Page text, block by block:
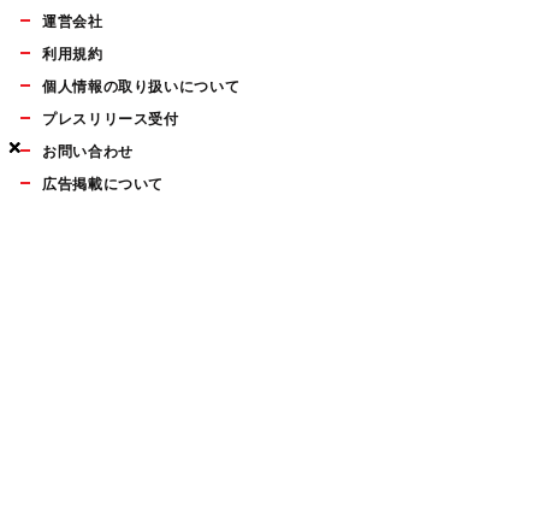
×
×
×
運営会社
利用規約
個人情報の取り扱いについて
プレスリリース受付
お問い合わせ
広告掲載について